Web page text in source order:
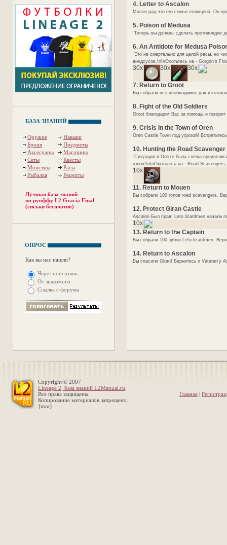
БАЗА ЗНАНИЙ
Оружие
Навыки
Броня
Предметы
Аксесуары
Магазины
Сеты
Квесты
Монстры
Расы
Рыбалка
Рецепты
Лучшая база знаний
по руоффу L2 Gracia Final
(сиськи бесплатно)
ОПРОС
Как вы нас нашли?
Через поисковик
От знакомого
Ссылка с форума
4. Letter to Ascalon
Mason рад что его семья отомщена. Он
5. Poison of Medusa
"Теперь вы должны сделать противоядие
6. An Antidote for Medusa
"Это не смертельно для целой расы, но
виндсусов.\n\nОхотьтесь на - Gorgon's
30x 30x 30x
7. Return to Groot
Вы собрали всё необходимое для
8. Fight of the Old Soldiers
Groot благодарит Вас за помощь и
9. Crisis In the Town of Oren
Oren Castle Town под угрозой!
10. Hunting the Road Scavenger
"Ситуация в Oren'e была слегка
голов!\n\nОхотьтесь на - Road
10x
11. Return to Mouen
Вы собрали 100 голов road scavengers.
12. Protect Giran Castle
Ascalon Был прав! Leto lizardmen начали
10x
13. Return to the Captain
Вы собрали 100 зубов Leto lizardmen.
14. Return to Ascalon
Вы спасили Giran! Вернитесь к Veteran'y
Copyright © 2007
Lineage 2, база знаний L2Manual.ru
Все права защищены.
Копирование материалов запрещено.
{mnt}
Главная |